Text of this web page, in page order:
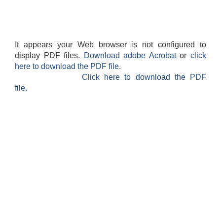
It appears your Web browser is not configured to
display PDF files.
Download adobe Acrobatorclick
here to download the PDF file.
Click here to download the PDF
file.